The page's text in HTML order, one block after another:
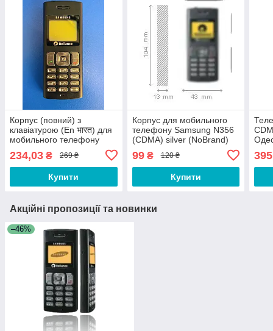
Корпус (повний) з
клавіатурою (En भारत) для
мобильного телефону
black ORIGINAL 100%
234,03 ₴ 269 ₴
Купити
Корпус для мобильного
телефону Samsung N356
(CDMA) silver (NoBrand)
99₴ 120 ₴
Купити
395
Акційні пропозиції та новинки
–46%